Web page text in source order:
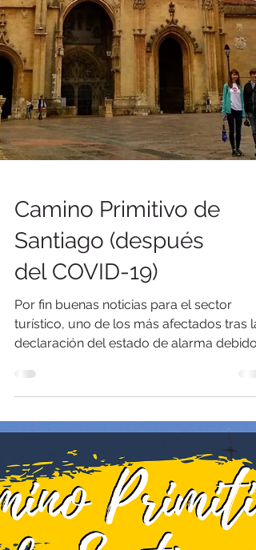
Camino Primitivo de
Santiago (después
del COVID-19)
turístico, uno de los más afectados tras la
declaración del estado de alarma debido
la emergencia s